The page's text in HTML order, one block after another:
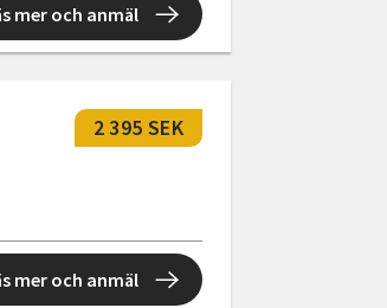
mer och anmäl
2 395 SEK
mer och anmäl